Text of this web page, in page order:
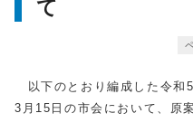
て
以下のとおり編成した令和
3月15日の市会において、原